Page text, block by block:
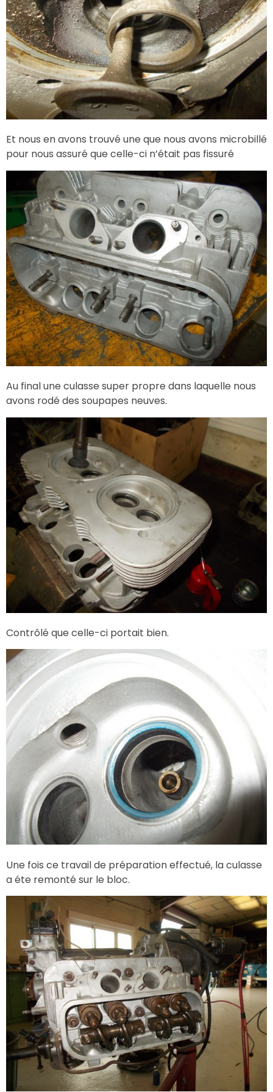
Et nous en avons trouvé une que nous avons microbillé
pour nous assuré que celle-ci n’était pas fissuré
Au final une culasse super propre dans laquelle nous
avons rodé des soupapes neuves.
Contrôlé que celle-ci portait bien.
Une fois ce travail de préparation effectué, la culasse
a éte remonté sur le bloc.